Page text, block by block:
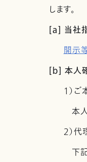
します。
[a] 当社
開示
[b] 本人
1）
本
2）
下